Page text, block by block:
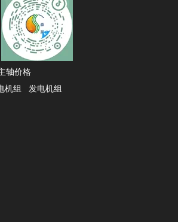
在24小时之内联系您，如果需要其他服
线：15252619591
轴价格
机组 发电机组